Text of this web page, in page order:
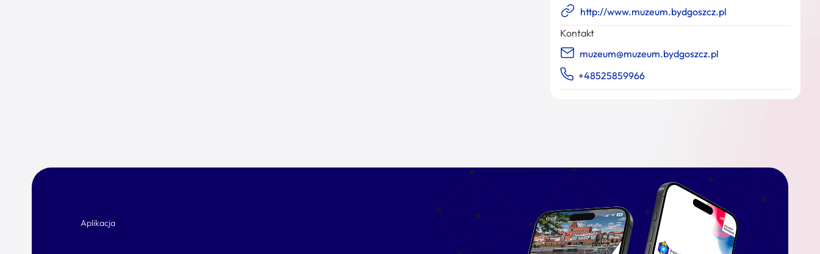
http://www.muzeum.bydgoszcz.pl
Kontakt
muzeum@muzeum.bydgoszcz.pl
+48525859966
Aplikacja